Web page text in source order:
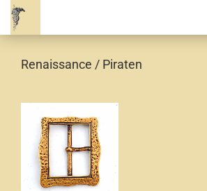
Renaissance / Piraten